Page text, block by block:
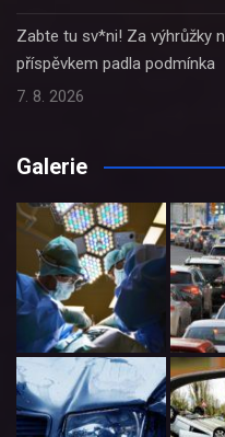
Zabte tu sv*ni! Za výhrůžky
příspěvkem padla podmínka
7. 8. 2026
Galerie